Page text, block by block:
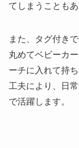
てしまうこともあ
また、タグ付き
丸めてベビーカ
ーチに入れて持
工夫により、日
で活躍します。